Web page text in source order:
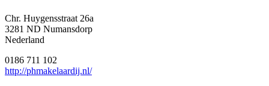
Chr. Huygensstraat 26a
3281 ND Numansdorp
Nederland
0186 711 102
http://phmakelaardij.nl/